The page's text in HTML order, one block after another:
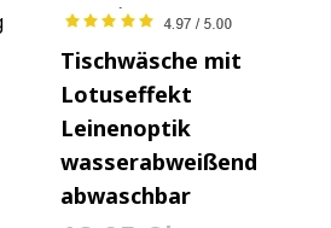
Tischwäsche mit
Lotuseffekt
Leinenoptik
wasserabweißend
abwaschbar